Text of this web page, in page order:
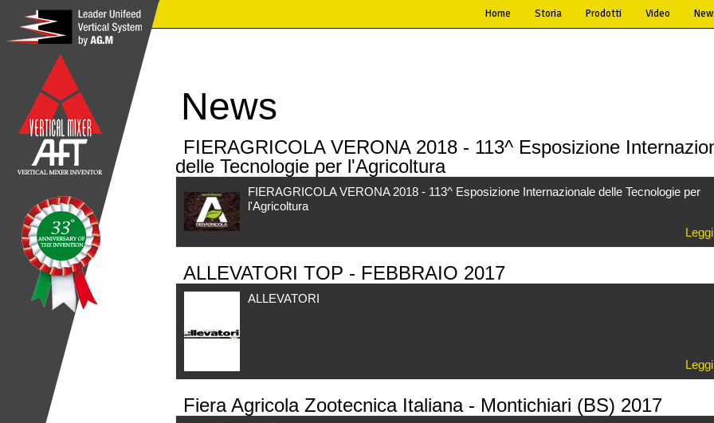
Video
Prodotti
Storia
Home
News
FIERAGRICOLA VERONA 2018 - 113^ Esposizione
delle Tecnologie per l'Agricoltura
FIERAGRICOLA VERONA 2018 - 113^ Esposizione Internazionale delle Tecnologie per
l'Agricoltura
ALLEVATORI TOP - FEBBRAIO 2017
ALLEVATORI
Fiera Agricola Zootecnica Italiana - Montichiari (BS) 2017